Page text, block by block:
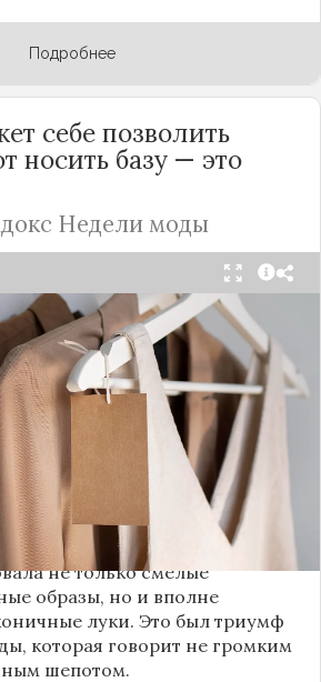
Подробнее
себе позволить
носить базу — это
Недели моды
что Неделя моды в Париже —
про безумные тренды, на
человек посмотрит с
интересный тренд этого
к реальной жизни. Показы
роскошь и мастерство стиля
эпатаже, а в виртуозном
вещами.
автор канала «Деловая
неделя моды
не только смелые
образы, но и вполне
луки. Это был триумф
которая говорит не громким
шепотом.